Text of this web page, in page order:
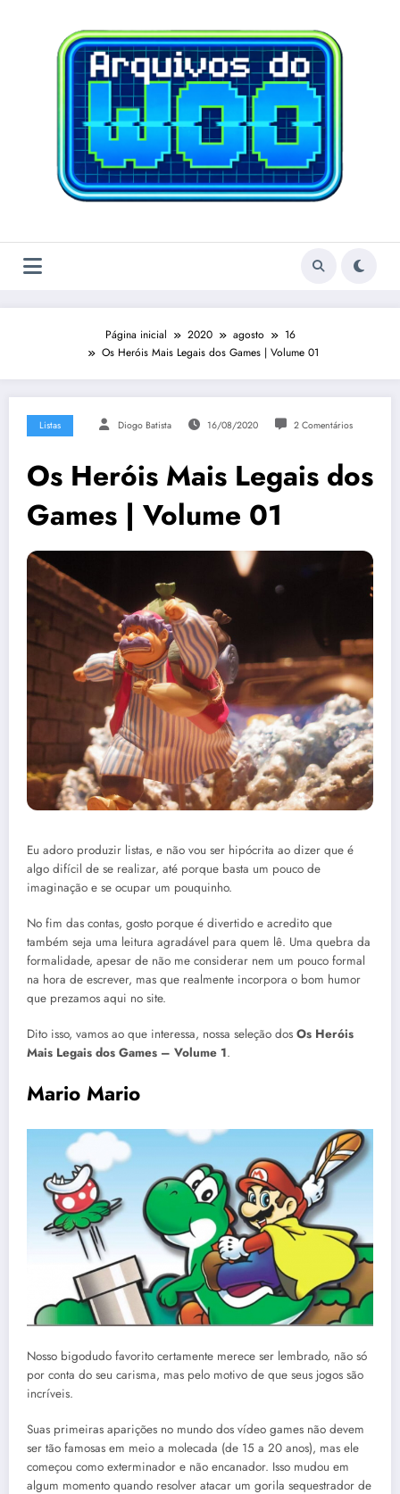
Página inicial 2020 agosto
16
Os Heróis Mais Legais dos Games | Volume 01
Listas Diogo Batista 16/08/2020 2 Comentários
Os Heróis Mais Legais dos
Games | Volume 01
Eu adoro produzir listas, e não vou ser hipócrita ao dizer que é
algo difícil de se realizar, até porque basta um pouco de
imaginação e se ocupar um pouquinho.
No fim das contas, gosto porque é divertido e acredito que
também seja uma leitura agradável para quem lê. Uma quebra da
formalidade, apesar de não me considerar nem um pouco formal
na hora de escrever, mas que realmente incorpora o bom humor
que prezamos aqui no site.
Dito isso, vamos ao que interessa, nossa seleção dos Os Heróis
Mais Legais dos Games – Volume 1.
Mario Mario
Nosso bigodudo favorito certamente merece ser lembrado, não só
por conta do seu carisma, mas pelo motivo de que seus jogos são
incríveis.
Suas primeiras aparições no mundo dos vídeo games não devem
ser tão famosas em meio a molecada (de 15 a 20 anos), mas ele
começou como exterminador e não encanador. Isso mudou em
algum momento quando resolver atacar um gorila sequestrador de